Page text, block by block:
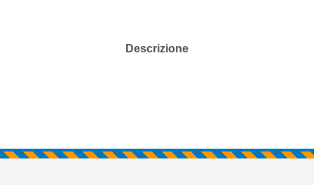
Descrizione